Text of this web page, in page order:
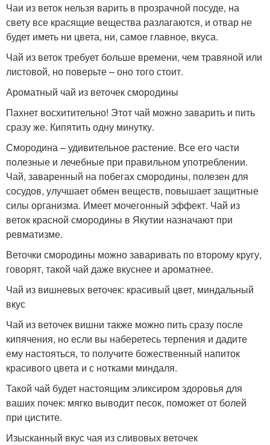
Чаи из веток нельзя варить в прозрачной посуде, на
свету все красящие вещества разлагаются, и отвар не
будет иметь ни цвета, ни, самое главное, вкуса.
Чай из веток требует больше времени, чем травяной или
листовой, но поверьте – оно того стоит.
Ароматный чай из веточек смородины
Пахнет восхитительно! Этот чай можно заварить и пить
сразу же. Кипятить одну минутку.
Смородина – удивительное растение. Все его части
полезные и лечебные при правильном употреблении.
Чай, заваренный на побегах смородины, полезен для
сосудов, улучшает обмен веществ, повышает защитные
силы организма. Имеет мочегонный эффект. Чай из
веток красной смородины в Якутии назначают при
ревматизме.
Веточки смородины можно заваривать по второму кругу,
говорят, такой чай даже вкуснее и ароматнее.
Чай из вишневых веточек: красивый цвет, миндальный
вкус
Чай из веточек вишни также можно пить сразу после
кипячения, но если вы наберетесь терпения и дадите
ему настояться, то получите божественный напиток
красивого цвета и с нотками миндаля.
Такой чай будет настоящим эликсиром здоровья для
ваших почек: мягко выводит песок, поможет от болей
при цистите.
Изысканный вкус чая из сливовых веточек